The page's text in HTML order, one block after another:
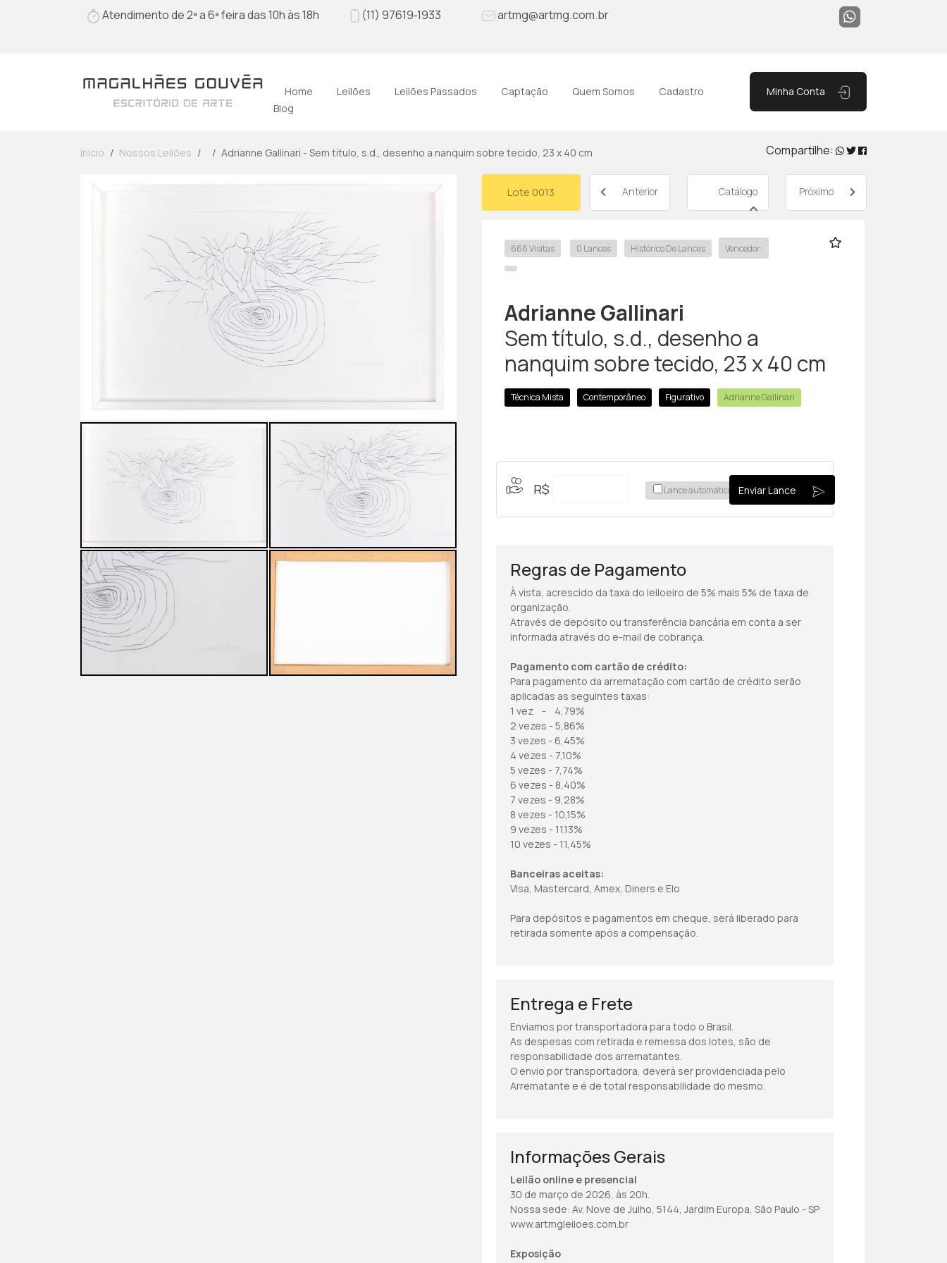
Atendimento de 2ª a 6ª feira das 10h às 18h (11)‪ 97619‑1933‬ artmg@artmg.com.br
Home Leilões Leilões Passados Captação Quem Somos
Cadastro
Blog
Minha Conta
Início Nossos Leilões Adrianne Gallinari - Sem título, s.d., desenho a nanquim sobre tecido, 23 x 40 cm Compartilhe:
Lote 0013 Anterior Catálogo Próximo
666 Visitas 0 Lances Histórico De Lances Vencedor:
Adrianne Gallinari
Sem título, s.d., desenho a
nanquim sobre tecido, 23 x 40 cm
Técnica Mista Contemporâneo Figurativo Adrianne Gallinari
R$ Lance automático Enviar Lance
Regras de Pagamento
À vista, acrescido da taxa do leiloeiro de 5% mais 5% de taxa de
organização.
Através de depósito ou transferência bancária em conta a ser
informada através do e-mail de cobrança.
Pagamento com cartão de crédito:
Para pagamento da arrematação com cartão de crédito serão
aplicadas as seguintes taxas:
1 vez - 4,79%
2 vezes - 5,86%
3 vezes - 6,45%
4 vezes - 7,10%
5 vezes - 7,74%
6 vezes - 8,40%
7 vezes - 9,28%
8 vezes - 10,15%
9 vezes - 11.13%
10 vezes - 11,45%
Banceiras aceitas:
Visa, Mastercard, Amex, Diners e Elo
Para depósitos e pagamentos em cheque, será liberado para
retirada somente após a compensação.
Entrega e Frete
Enviamos por transportadora para todo o Brasil.
As despesas com retirada e remessa dos lotes, são de
responsabilidade dos arrematantes.
O envio por transportadora, deverá ser providenciada pelo
Arrematante e é de total responsabilidade do mesmo.
Informações Gerais
Leilão online e presencial
30 de março de 2026, às 20h.
Nossa sede: Av. Nove de Julho, 5144, Jardim Europa, São Paulo - SP
www.artmgleiloes.com.br
Exposição